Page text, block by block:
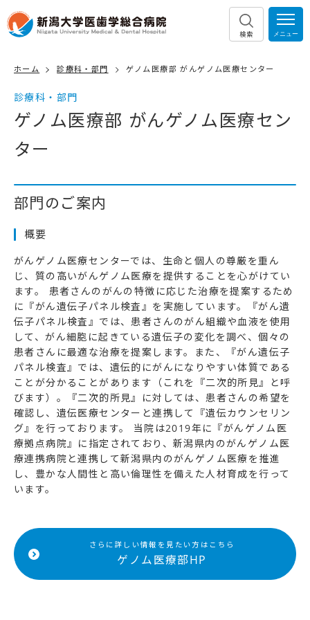
検索
ホーム 診療科・部門 ゲノム医療部 がんゲノム医療センター
診療科・部門
ゲノム医療部 がんゲノム医療セン
ター
部門のご案内
概要
がんゲノム医療センターでは、生命と個人の尊厳を重ん
じ、質の高いがんゲノム医療を提供することを心がけてい
ます。 患者さんのがんの特徴に応じた治療を提案するため
に『がん遺伝子パネル検査』を実施しています。『がん遺
伝子パネル検査』では、患者さんのがん組織や血液を使用
して、がん細胞に起きている遺伝子の変化を調べ、個々の
患者さんに最適な治療を提案します。また、『がん遺伝子
パネル検査』では、遺伝的にがんになりやすい体質である
ことが分かることがあります（これを『二次的所見』と呼
びます）。『二次的所見』に対しては、患者さんの希望を
確認し、遺伝医療センターと連携して『遺伝カウンセリン
グ』を行っております。 当院は2019年に『がんゲノム医
療拠点病院』に指定されており、新潟県内のがんゲノム医
療連携病院と連携して新潟県内のがんゲノム医療を推進
し、豊かな人間性と高い倫理性を備えた人材育成を行って
います。
さらに詳しい情報を見たい方はこちら
ゲノム医療部HP